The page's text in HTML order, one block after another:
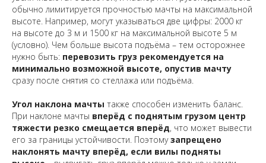
обычно лимитируется прочностью мачты на максимальной
высоте. Например, могут указываться две цифры: 2000 кг
на высоте до 3 м и 1500 кг на максимальной высоте 5 м
(условно). Чем больше высота подъёма – тем осторожнее
нужно быть: перевозить груз рекомендуется на
минимально возможной высоте, опустив мачту
сразу после снятия со стеллажа или подъёма.
Угол наклона мачты также способен изменить баланс.
При наклоне мачты вперёд с поднятым грузом центр
тяжести резко смещается вперёд, что может вывести
его за границы устойчивости. Поэтомузапрещено
наклонять мачту вперёд, если вилы подняты